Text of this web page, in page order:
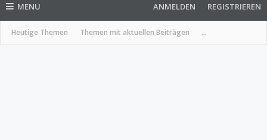
MENU
Heutige Themen Themen mit aktuellen Beiträgen ...
ANMELDEN REGISTRIEREN